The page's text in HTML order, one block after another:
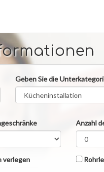
Geben Sie die
Anzahl
verlegen